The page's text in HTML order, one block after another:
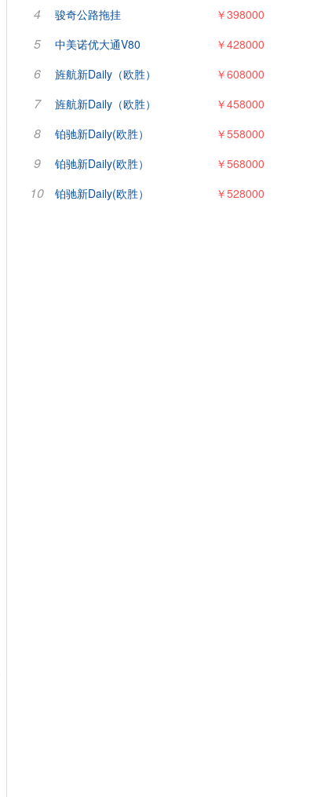
4 骏奇公路拖挂 ￥398000
5 中美诺优大通V80 ￥428000
6 旌航新Daily（欧胜） ￥608000
7 旌航新Daily（欧胜） ￥458000
8 铂驰新Daily(欧胜） ￥558000
9 铂驰新Daily(欧胜） ￥568000
10 铂驰新Daily(欧胜） ￥528000